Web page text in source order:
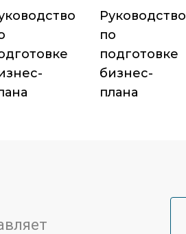
Руководство
по
подготовке
бизнес-
плана